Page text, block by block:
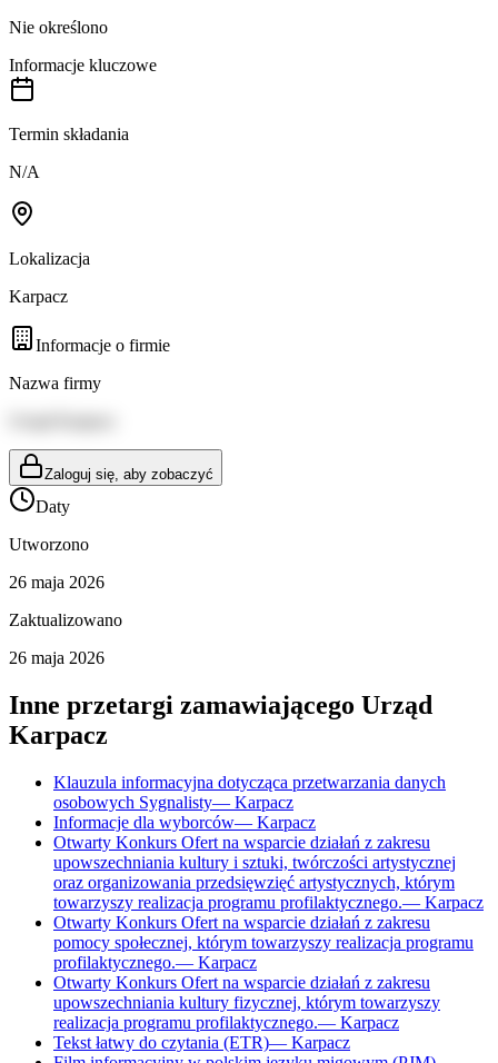
Nie określono
Informacje kluczowe
Termin składania
N/A
Lokalizacja
Karpacz
Informacje o firmie
Nazwa firmy
Zaloguj się, aby zobaczyć
Daty
Utworzono
26 maja 2026
Zaktualizowano
26 maja 2026
Inne przetargi zamawiającego Urząd
Karpacz
Klauzula informacyjna dotycząca przetwarzania danych
osobowych Sygnalisty— Karpacz
Informacje dla wyborców— Karpacz
Otwarty Konkurs Ofert na wsparcie działań z zakresu
upowszechniania kultury i sztuki, twórczości artystycznej
oraz organizowania przedsięwzięć artystycznych, którym
towarzyszy realizacja programu profilaktycznego.— Karpacz
Otwarty Konkurs Ofert na wsparcie działań z zakresu
pomocy społecznej, którym towarzyszy realizacja programu
profilaktycznego.— Karpacz
Otwarty Konkurs Ofert na wsparcie działań z zakresu
upowszechniania kultury fizycznej, którym towarzyszy
realizacja programu profilaktycznego.— Karpacz
Tekst łatwy do czytania (ETR)— Karpacz